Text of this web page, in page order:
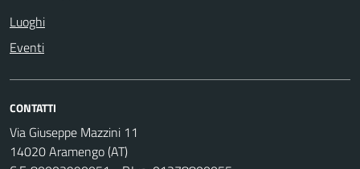
Luoghi
Eventi
CONTATTI
Via Giuseppe Mazzini 11
14020 Aramengo (AT)